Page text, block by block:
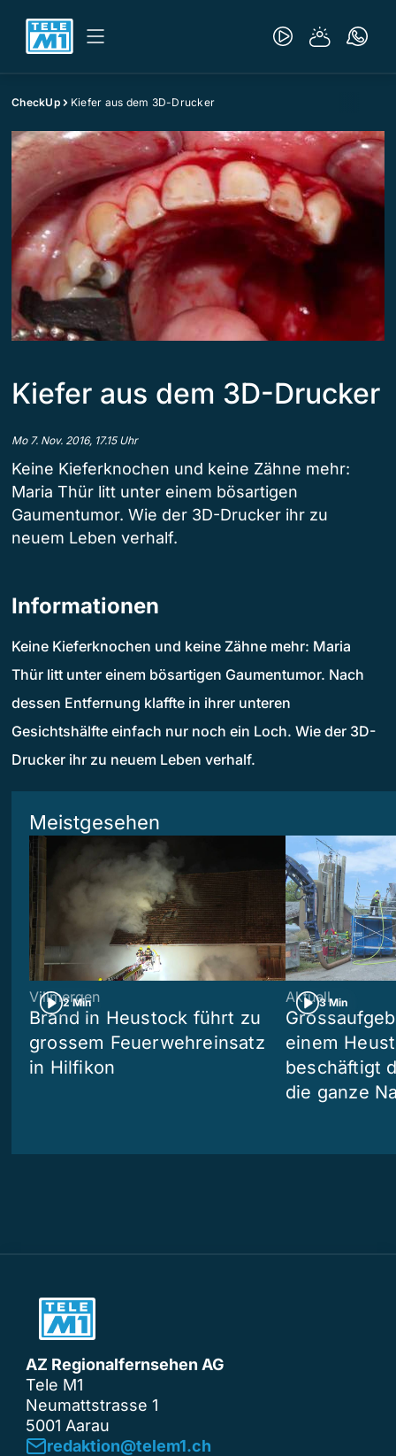
CheckUp Kiefer aus dem 3D-Drucker
Kiefer aus dem 3D-Drucker
Mo 7. Nov. 2016, 17.15 Uhr
Keine Kieferknochen und keine Zähne mehr:
Maria Thür litt unter einem bösartigen
Gaumentumor. Wie der 3D-Drucker ihr zu
neuem Leben verhalf.
Informationen
Keine Kieferknochen und keine Zähne mehr: Maria
Thür litt unter einem bösartigen Gaumentumor. Nach
dessen Entfernung klaffte in ihrer unteren
Gesichtshälfte einfach nur noch ein Loch. Wie der 3D-
Drucker ihr zu neuem Leben verhalf.
Meistgesehen
2 Min
Villmergen
Brand in Heustock führt zu
grossem Feuerwehreinsatz
in Hilfikon
3 Min
Aktuell
einem
beschäftigt
die ganze
AZ Regionalfernsehen AG
Tele M1
Neumattstrasse 1
5001 Aarau
redaktion@telem1.ch